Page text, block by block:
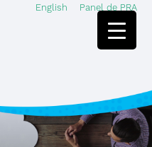
English Panel de PRA